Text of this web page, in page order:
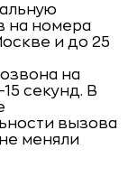
на номера
и до 25
на
секунд. В
вызова
меняли